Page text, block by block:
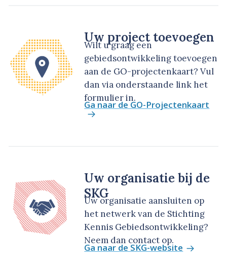
Uw project toevoegen
Wilt u graag een
gebiedsontwikkeling toevoegen
aan de GO-projectenkaart? Vul
dan via onderstaande link het
formulier in.
Ga naar de GO-Projectenkaart
Uw organisatie bij de
SKG
Uw organisatie aansluiten op
het netwerk van de Stichting
Kennis Gebiedsontwikkeling?
Neem dan contact op.
Ga naar de SKG-website